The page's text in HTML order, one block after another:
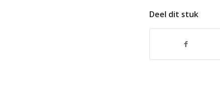
Deel dit stuk